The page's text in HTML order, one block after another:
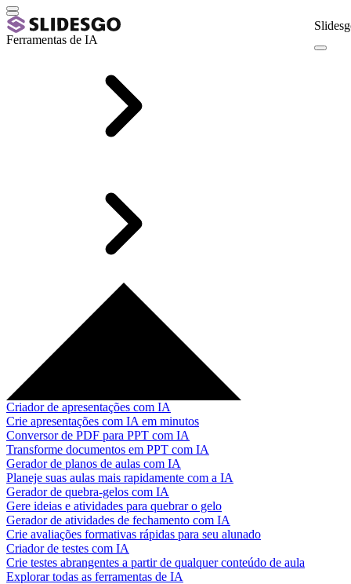
Ferramentas de IA
Criador de apresentações com IA
Crie apresentações com IA em minutos
Conversor de PDF para PPT com IA
Transforme documentos em PPT com IA
Gerador de planos de aulas com IA
Planeje suas aulas mais rapidamente com a IA
Gerador de quebra-gelos com IA
Gere ideias e atividades para quebrar o gelo
Gerador de atividades de fechamento com IA
Crie avaliações formativas rápidas para seu alunado
Criador de testes com IA
Crie testes abrangentes a partir de qualquer conteúdo de aula
Explorar todas as ferramentas de IA